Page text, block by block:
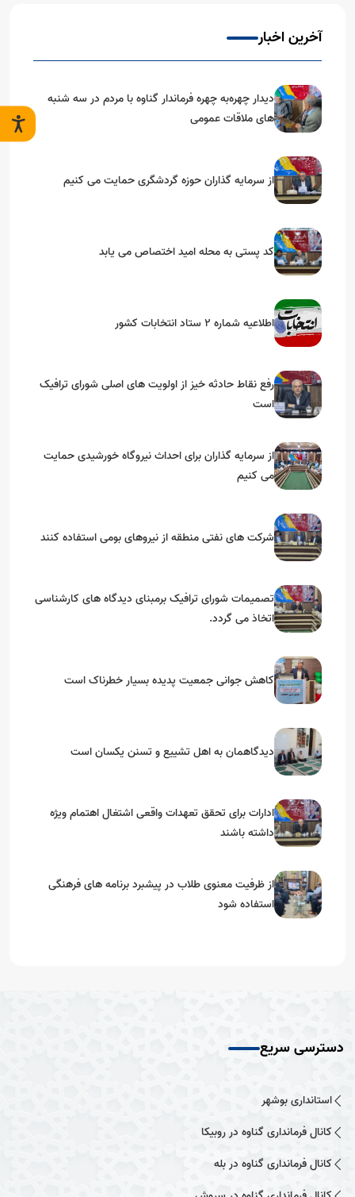
آخرین اخبار
️دیدار چهره‌به‌ چهره فرماندار گناوه با مردم در سه شنبه
های ملاقات عمومی
از سرمایه گذاران حوزه گردشگری حمایت می کنیم
کد پستی به محله امید اختصاص می یابد
اطلاعیه شماره ۲ ستاد انتخابات کشور
رفع نقاط حادثه خیز از اولویت های اصلی شورای ترافیک
است
از سرمایه گذاران برای احداث نیروگاه خورشیدی حمایت
می کنیم
شرکت های نفتی منطقه از نیروهای بومی استفاده کنند
تصمیمات شورای ترافیک برمبنای دیدگاه های کارشناسی
اتخاذ می گردد.
کاهش جوانی جمعیت پدیده بسیار خطرناک است
دیدگاهمان به اهل تشییع و تسنن یکسان است
ادارات برای تحقق تعهدات‌ واقعی اشتغال اهتمام ویژه
داشته باشند
از ظرفیت معنوی طلاب در پیشبرد برنامه های فرهنگی
استفاده شود
دسترسی سریع
استانداری بوشهر
کانال فرمانداری گناوه در روبیکا
کانال فرمانداری گناوه در بله